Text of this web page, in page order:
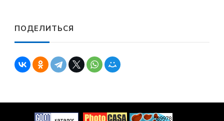
ПОДЕЛИТЬСЯ